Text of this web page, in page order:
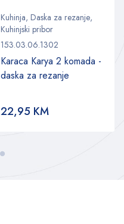
Kuhinja, Daska za rezanje,
Kuhinjski pribor
153.03.06.1302
Karaca Karya 2 komada -
daska za rezanje
22,95 KM